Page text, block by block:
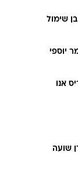
בן שימול
יוספי
אנו
שועה